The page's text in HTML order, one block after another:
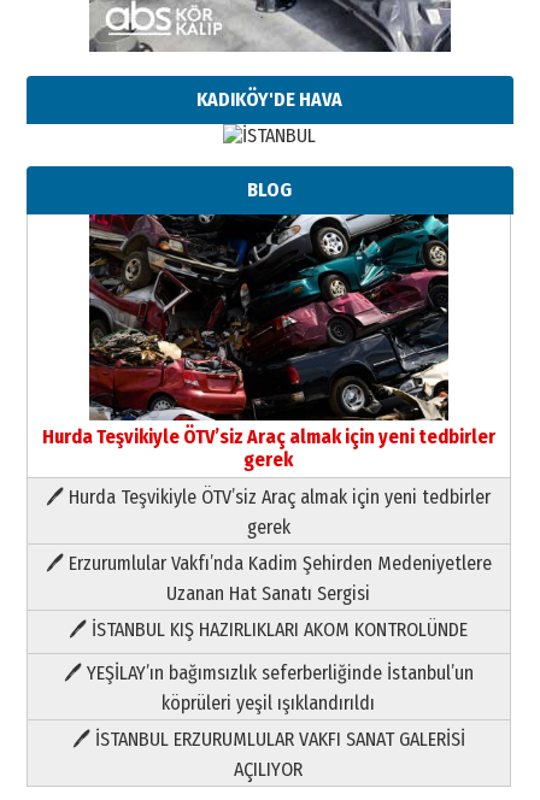
KADIKÖY'DE HAVA
BLOG
Hurda Teşvikiyle ÖTV’siz Araç almak için yeni tedbirler
gerek
🖊 Hurda Teşvikiyle ÖTV’siz Araç almak için yeni tedbirler
gerek
🖊 Erzurumlular Vakfı’nda Kadim Şehirden Medeniyetlere
Uzanan Hat Sanatı Sergisi
🖊 İSTANBUL KIŞ HAZIRLIKLARI AKOM KONTROLÜNDE
🖊 YEŞİLAY’ın bağımsızlık seferberliğinde İstanbul’un
köprüleri yeşil ışıklandırıldı
🖊 İSTANBUL ERZURUMLULAR VAKFI SANAT GALERİSİ
AÇILIYOR
Paranın Aile Kültüründeki Yeri
03 Ağustos 2026 Pazartesi
Yıldırım Gündoğdu
HAVVA’NIN ÜÇ KIZI
09 Temmuz 2026 Perşembe
Yusuf POLAT
Şampiyonluk Sebahattin Şirin’e